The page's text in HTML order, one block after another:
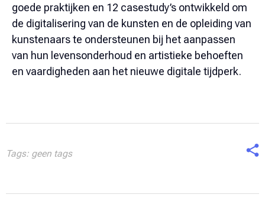
goede praktijken en 12 casestudy’s ontwikkeld om
de digitalisering van de kunsten en de opleiding van
kunstenaars te ondersteunen bij het aanpassen
van hun levensonderhoud en artistieke behoeften
en vaardigheden aan het nieuwe digitale tijdperk.
Tags: geen tags